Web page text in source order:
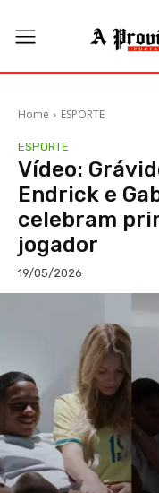
Home ESPORTE
ESPORTE
Vídeo:
Endrick e
celebram
jogador
19/05/2026